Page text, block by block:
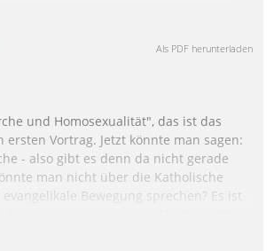
Als PDF herunterladen
und Homosexualität", das ist das
ersten Vortrag. Jetzt könnte man sagen:
- also gibt es denn da nicht gerade
man nicht über die Katholische
Bewegung sprechen? Es ist
Also es ist manchmal auch ein Vorteil,